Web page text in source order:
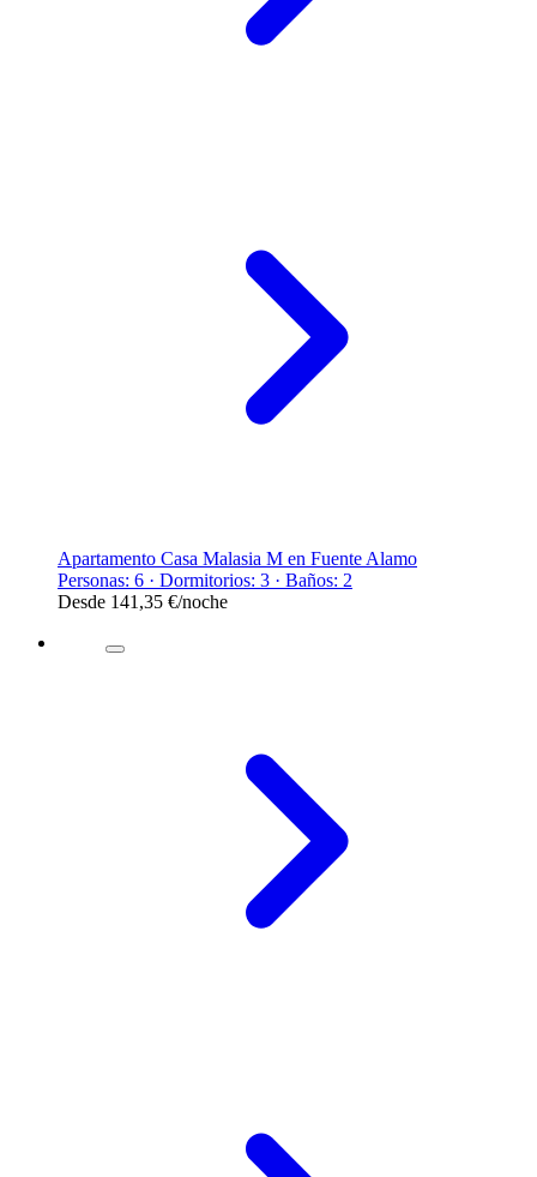
Apartamento Casa Malasia M en Fuente Alamo
Personas: 6 · Dormitorios: 3 · Baños: 2
Desde 141,35 €/noche